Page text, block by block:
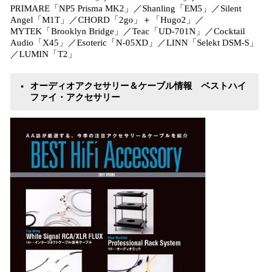
PRIMARE「NP5 Prisma MK2」／Shanling「EM5」／Silent
Angel「M1T」／CHORD「2go」＋「Hugo2」／
MYTEK「Brooklyn Bridge」／Teac「UD-701N」／Cocktail
Audio「X45」／Esoteric「N-05XD」／LINN「Selekt DSM-S」
／LUMIN「T2」
オーディオアクセサリー＆ケーブル情報 ベストハイ
ファイ・アクセサリー